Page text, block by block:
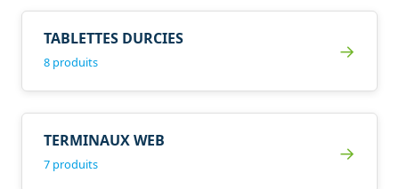
TABLETTES DURCIES
8 produits →
TERMINAUX WEB
7 produits →